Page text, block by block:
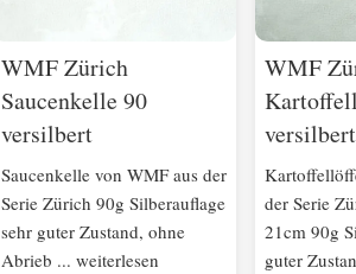
WMF Zürich
Saucenkelle 90
versilbert
Saucenkelle von WMF aus der
Serie Zürich 90g Silberauflage
sehr guter Zustand, ohne
Abrieb ... weiterlesen
WMF
versilbert
der Serie
21cm 90g
guter